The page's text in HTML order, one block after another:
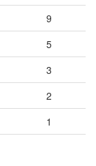
9
5
3
2
1